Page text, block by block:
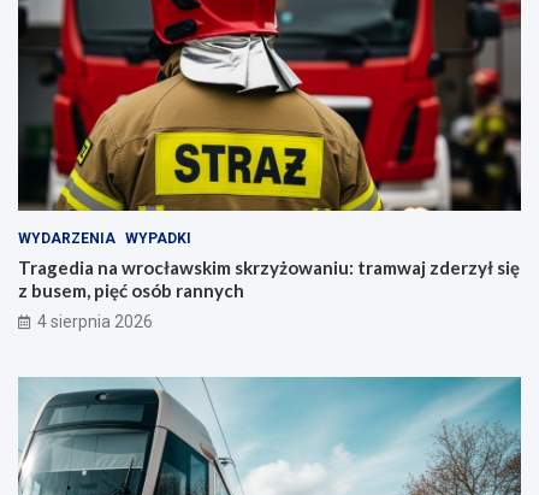
WYDARZENIA WYPADKI
Tragedia na wrocławskim skrzyżowaniu: tramwaj zderzył się
z busem, pięć osób rannych
4 sierpnia 2026